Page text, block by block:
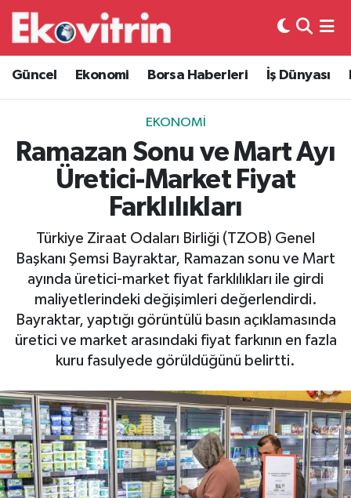
Güncel Ekonomi Borsa Haberleri İş Dünyası
EKONOMI
Ramazan Sonu ve Mart Ayı
Üretici-Market Fiyat
Farklılıkları
Türkiye Ziraat Odaları Birliği (TZOB) Genel
Başkanı Şemsi Bayraktar, Ramazan sonu ve Mart
ayında üretici-market fiyat farklılıkları ile girdi
maliyetlerindeki değişimleri değerlendirdi.
Bayraktar, yaptığı görüntülü basın açıklamasında
üretici ve market arasındaki fiyat farkının en fazla
kuru fasulyede görüldüğünü belirtti.
Güncel
Ekonomi
Borsa Haberleri
İş Dünyası
Otovitrin
Asayiş
Magazin
Spor
Eğitim
Hava Durumu
Trafik Durumu
Süper Lig Puan Durumu ve Fikstür
Tüm Manşetler
Son Dakika Haberleri
Haber Arşivi